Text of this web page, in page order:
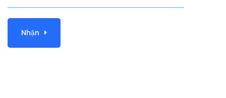
Nhận